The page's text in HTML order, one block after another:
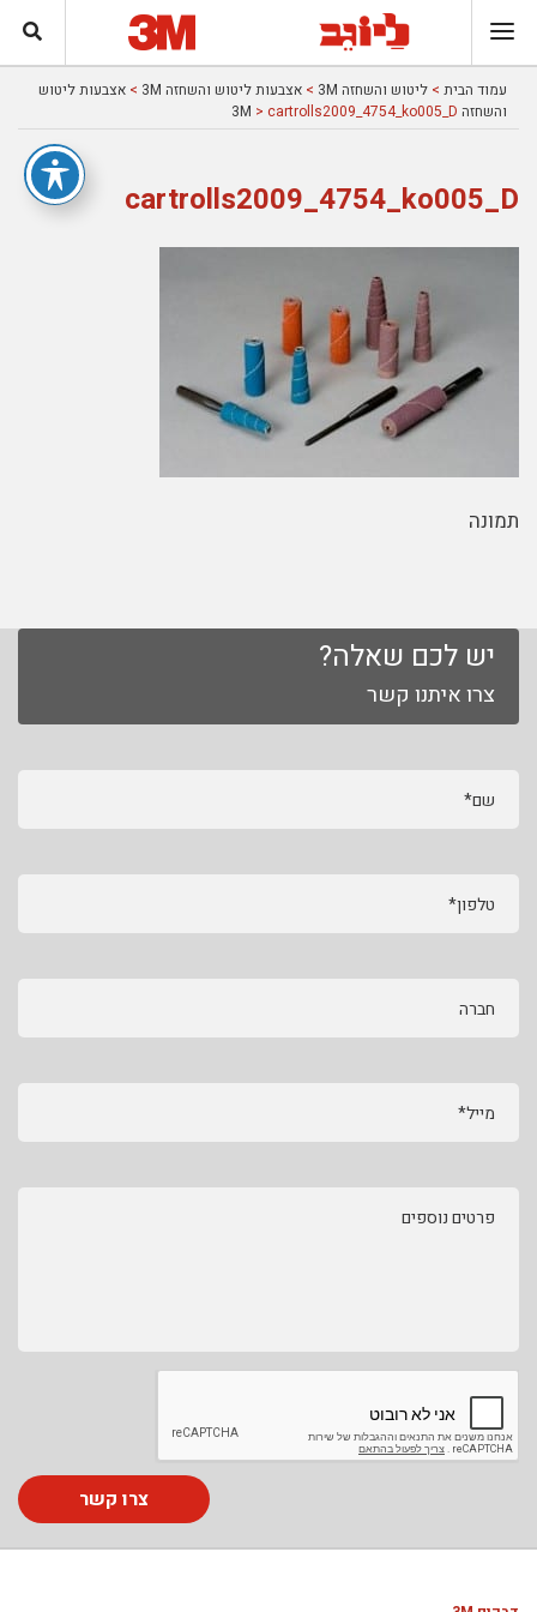
עמוד הבית > ליטוש והשחזה 3M > אצבעות ליטוש והשחזה 3M > אצבעות ליטוש
והשחזה 3M > cartrolls2009_4754_ko005_D
cartrolls2009_4754_ko005_D
תמונה
יש לכם שאלה?
צרו איתנו קשר
שם*
טלפון*
חברה
מייל*
פרטים נוספים
צרו קשר